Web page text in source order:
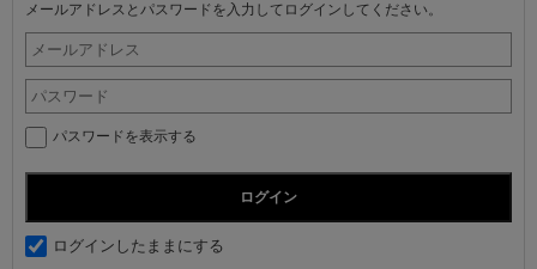
メールアドレスとパスワードを入力してログインしてください。
パスワードを表示する
ログインしたままにする